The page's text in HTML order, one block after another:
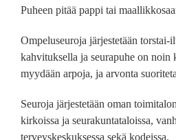
Puheen pitää pappi tai
Ompeluseuroja järjestetään torstai-
kahvituksella ja seurapuhe on noin
myydään arpoja, ja arvonta
Seuroja järjestetään oman
kirkoissa ja seurakuntataloissa,
terveyskeskuksessa sekä kodeissa.